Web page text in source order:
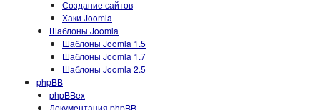
Создание сайтов
Хаки Joomla
Шаблоны Joomla
Шаблоны Joomla 1.5
Шаблоны Joomla 1.7
Шаблоны Joomla 2.5
phpBB
phpBBex
Документация phpBB